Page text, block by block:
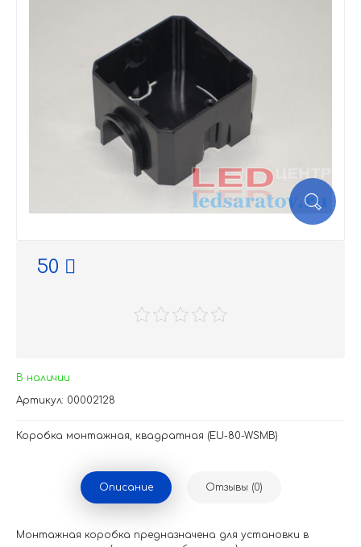
50
В наличии
Артикул: 00002128
Коробка монтажная, квадратная (EU-80-WSMB)
Описание Отзывы (0)
Монтажная коробка предназначена для установки в